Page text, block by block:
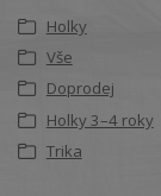
Holky
Vše
Doprodej
Holky 3–4 roky
Trika